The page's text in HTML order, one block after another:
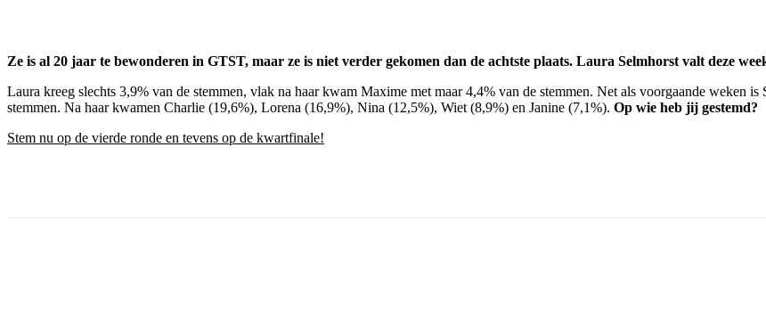
Ze is al 20 jaar te bewonderen in GTST, maar ze is niet verder gekomen dan de achtste plaats. Laura Selmhorst valt deze
Laura kreeg slechts 3,9% van de stemmen, vlak na haar kwam Maxime met maar 4,4% van de stemmen. Net als voorgaande weken
stemmen. Na haar kwamen Charlie (19,6%), Lorena (16,9%), Nina (12,5%), Wiet (8,9%) en Janine (7,1%). Op wie heb jij gestemd?
Stem nu op de vierde ronde en tevens op de kwartfinale!